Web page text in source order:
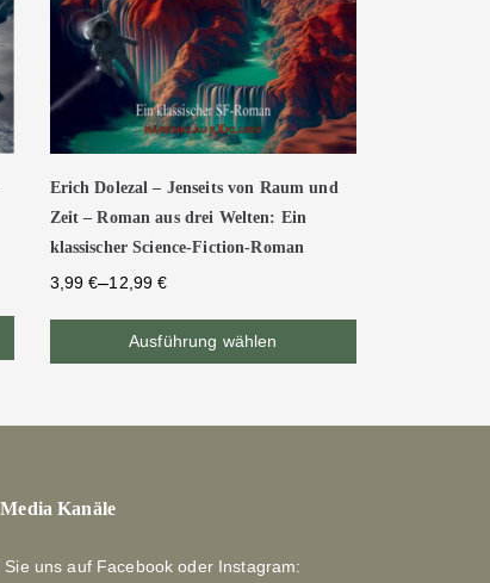
Erich Dolezal – Jenseits von Raum und
Zeit – Roman aus drei Welten: Ein
klassischer Science-Fiction-Roman
3,99€–12,99€
Ausführung wählen
Kanäle
Sie uns auf Facebook oder Instagram: